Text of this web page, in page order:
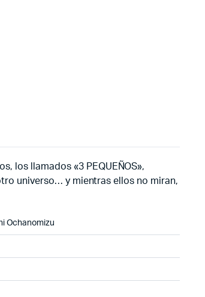
los llamados «3 PEQUEÑOS»,
universo… y mientras ellos no miran,
Ochanomizu